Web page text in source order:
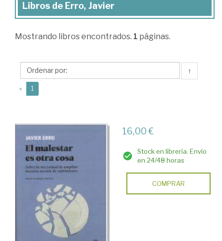
Libros
Erro,
Libros de Erro, Javier
Mostrando libros encontrados. 1 páginas.
↑
« 1
16,00 €
Stock en librería. Envío
en 24/48 horas
COMPRAR